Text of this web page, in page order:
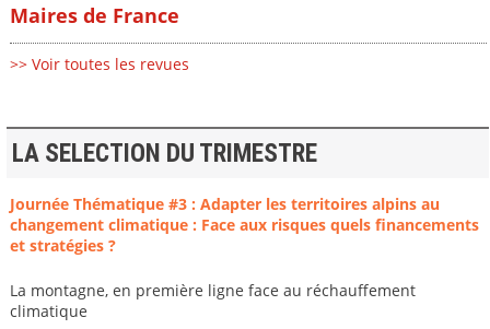
Maires de France
>> Voir toutes les revues
LA SELECTION DU TRIMESTRE
Journée Thématique #3 : Adapter les territoires alpins au
changement climatique : Face aux risques quels financements
et stratégies ?
La montagne, en première ligne face au réchauffement
climatique